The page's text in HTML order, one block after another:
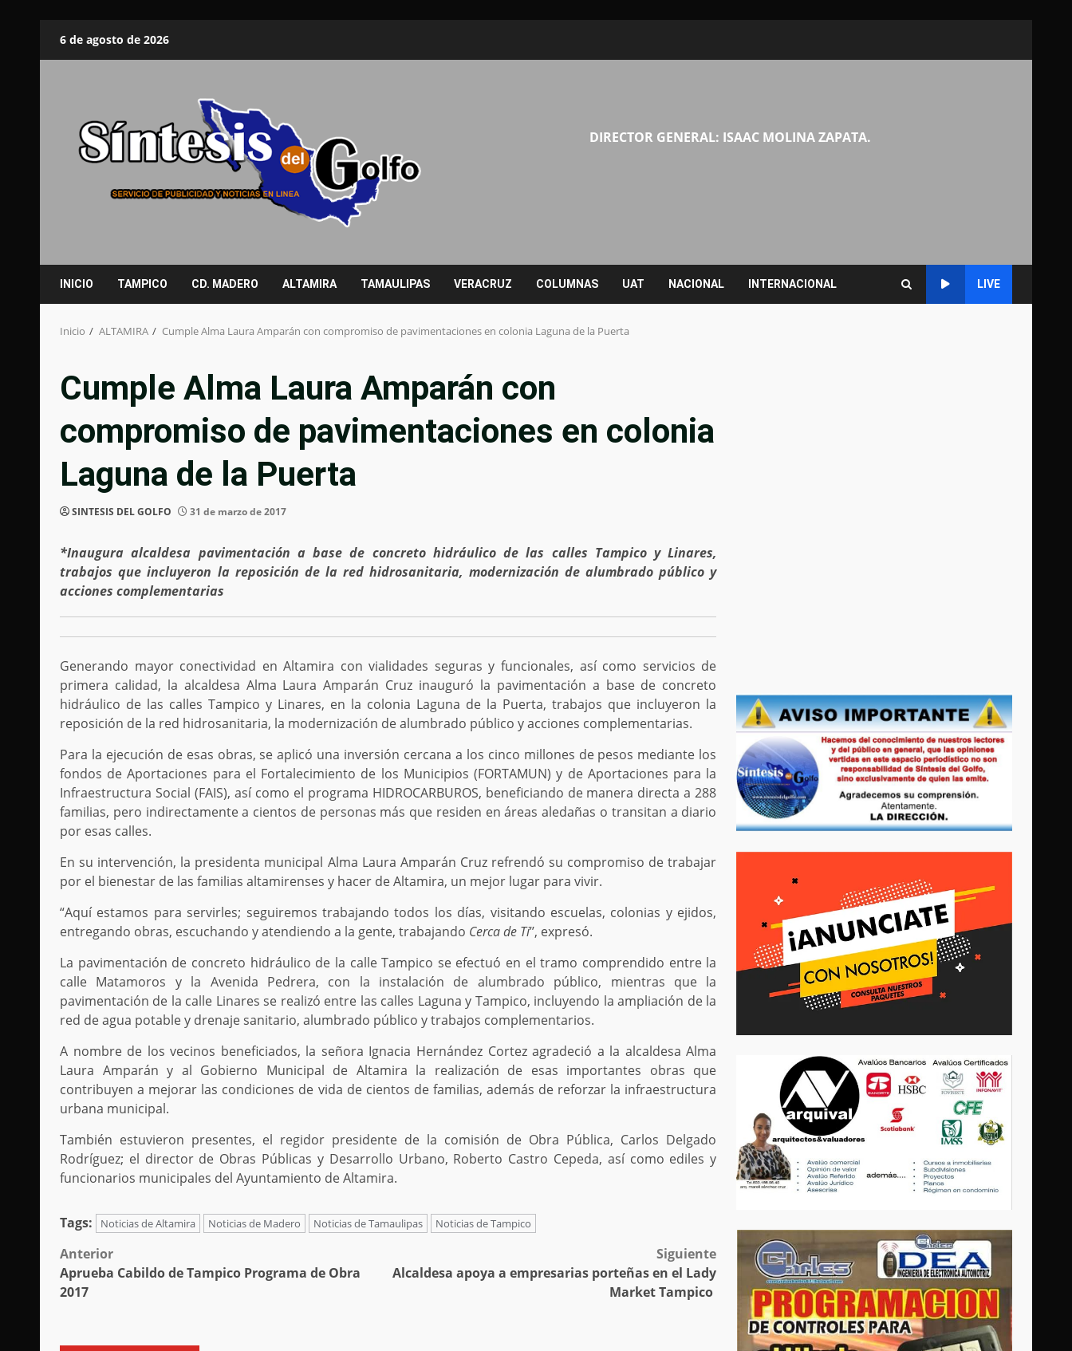
6 de agosto de 2026
DIRECTOR GENERAL: ISAAC MOLINA ZAPATA.
INICIO TAMPICO CD. MADERO ALTAMIRA TAMAULIPAS VERACRUZ COLUMNAS UAT NACIONAL INTERNACIONAL LIVE
Inicio ALTAMIRA Cumple Alma Laura Amparán con compromiso de pavimentaciones en colonia Laguna de la Puerta
Cumple Alma Laura Amparán con
compromiso de pavimentaciones en colonia
Laguna de la Puerta
SINTESIS DEL GOLFO 31 de marzo de 2017
*Inaugura alcaldesa pavimentación a base de concreto hidráulico de las calles Tampico y Linares,
trabajos que incluyeron la reposición de la red hidrosanitaria, modernización de alumbrado público y
acciones complementarias
Generando mayor conectividad en Altamira con vialidades seguras y funcionales, así como servicios de
primera calidad, la alcaldesa Alma Laura Amparán Cruz inauguró la pavimentación a base de concreto
hidráulico de las calles Tampico y Linares, en la colonia Laguna de la Puerta, trabajos que incluyeron la
reposición de la red hidrosanitaria, la modernización de alumbrado público y acciones complementarias.
Para la ejecución de esas obras, se aplicó una inversión cercana a los cinco millones de pesos mediante los
fondos de Aportaciones para el Fortalecimiento de los Municipios (FORTAMUN) y de Aportaciones para la
Infraestructura Social (FAIS), así como el programa HIDROCARBUROS, beneficiando de manera directa a 288
familias, pero indirectamente a cientos de personas más que residen en áreas aledañas o transitan a diario
por esas calles.
En su intervención, la presidenta municipal Alma Laura Amparán Cruz refrendó su compromiso de trabajar
por el bienestar de las familias altamirenses y hacer de Altamira, un mejor lugar para vivir.
“Aquí estamos para servirles; seguiremos trabajando todos los días, visitando escuelas, colonias y ejidos,
entregando obras, escuchando y atendiendo a la gente, trabajando Cerca de Ti’’, expresó.
La pavimentación de concreto hidráulico de la calle Tampico se efectuó en el tramo comprendido entre la
calle Matamoros y la Avenida Pedrera, con la instalación de alumbrado público, mientras que la
pavimentación de la calle Linares se realizó entre las calles Laguna y Tampico, incluyendo la ampliación de la
red de agua potable y drenaje sanitario, alumbrado público y trabajos complementarios.
A nombre de los vecinos beneficiados, la señora Ignacia Hernández Cortez agradeció a la alcaldesa Alma
Laura Amparán y al Gobierno Municipal de Altamira la realización de esas importantes obras que
contribuyen a mejorar las condiciones de vida de cientos de familias, además de reforzar la infraestructura
urbana municipal.
También estuvieron presentes, el regidor presidente de la comisión de Obra Pública, Carlos Delgado
Rodríguez; el director de Obras Públicas y Desarrollo Urbano, Roberto Castro Cepeda, así como ediles y
funcionarios municipales del Ayuntamiento de Altamira.
Tags: Noticias de Altamira Noticias de Madero Noticias de Tamaulipas Noticias de Tampico
Post
navigation
Anterior
Aprueba Cabildo de Tampico Programa de Obra
2017
Siguiente
Alcaldesa apoya a empresarias porteñas en el Lady
Market Tampico